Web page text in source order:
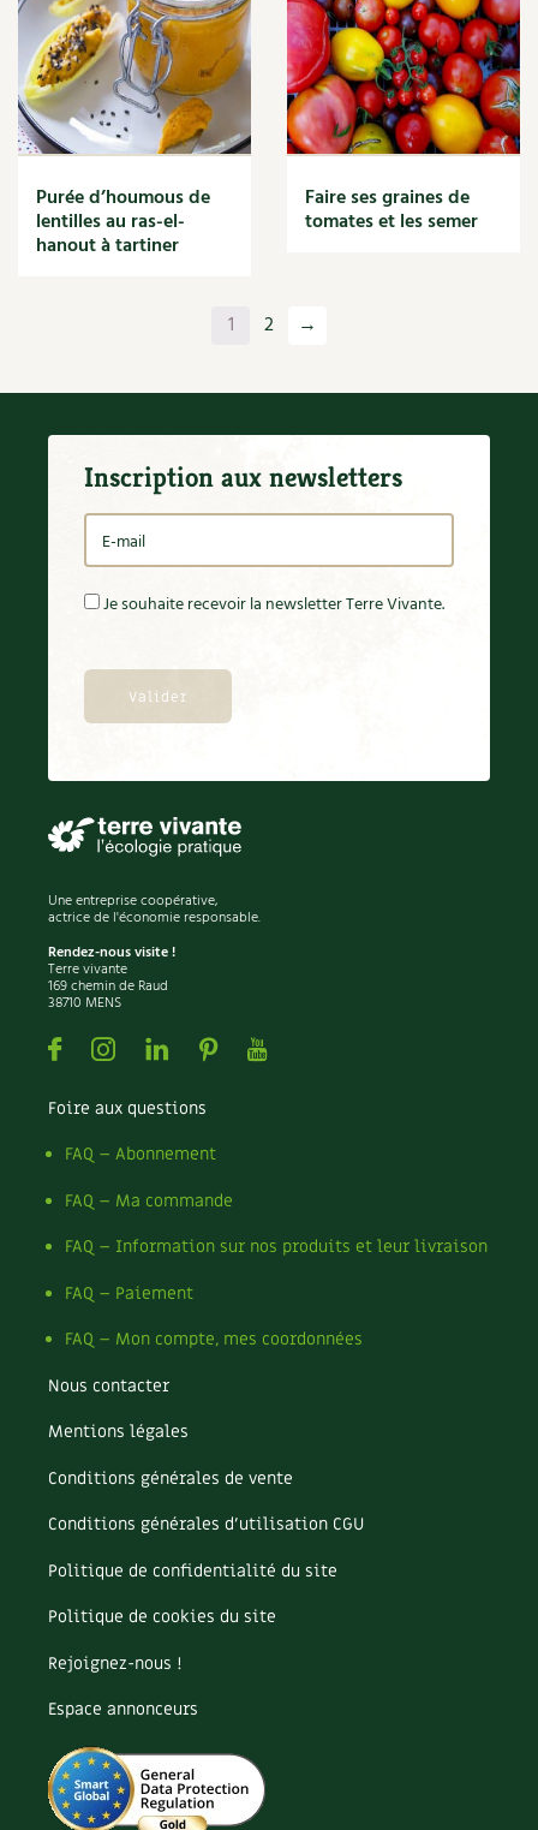
Purée d’houmous de
lentilles au ras-el-
hanout à tartiner
Faire ses graines de
tomates et les semer
1 2 →
Inscription aux newsletters
Je souhaite recevoir la newsletter Terre Vivante.
Une entreprise coopérative,
actrice de l'économie responsable.
Rendez-nous visite !
Terre vivante
169 chemin de Raud
38710 MENS
FacebookInstagramLinkedin
PinterestYoutube
Foire aux questions
FAQ – Abonnement
FAQ – Ma commande
FAQ – Information sur nos produits et leur livraison
FAQ – Paiement
FAQ – Mon compte, mes coordonnées
Nous contacter
Mentions légales
Conditions générales de vente
Conditions générales d’utilisation CGU
Politique de confidentialité du site
Politique de cookies du site
Rejoignez-nous !
Espace annonceurs